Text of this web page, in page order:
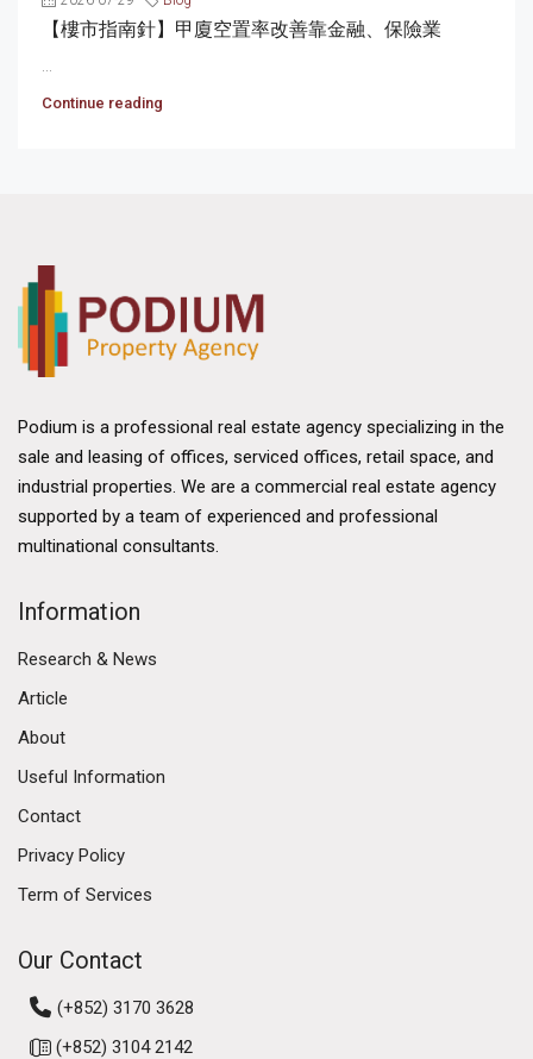
【樓市指南針】甲廈空置率改善靠金融、保險業
Continue reading
Podium is a professional real estate agency specializing in the
sale and leasing of offices, serviced offices, retail space, and
industrial properties. We are a commercial real estate agency
supported by a team of experienced and professional
multinational consultants.
Information
Research & News
Article
About
Useful Information
Contact
Privacy Policy
Term of Services
Our Contact
(+852) 3170 3628
(+852) 3104 2142